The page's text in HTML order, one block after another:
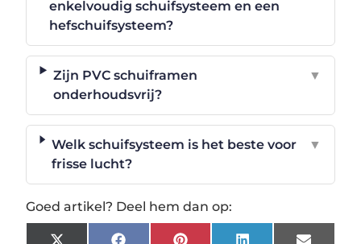
enkelvoudig schuifsysteem en een
hefschuifsysteem?
Zijn PVC schuiframen
onderhoudsvrij?
▼
Welk schuifsysteem is het beste voor
frisse lucht?
▼
Goed artikel? Deel hem dan op: